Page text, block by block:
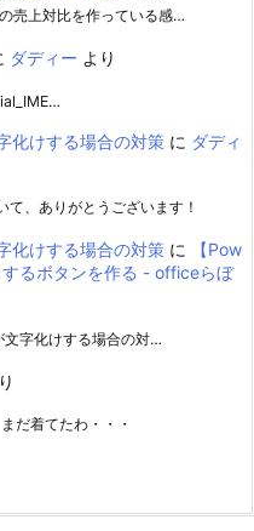
売上対比を作っている感…
ダディー より
化けする場合の対策に ダディ
、ありがとうございます！
化けする場合の対策に
【Pow
るボタンを作る - officeらぼ
字化けする場合の対…
だ着てたわ・・・